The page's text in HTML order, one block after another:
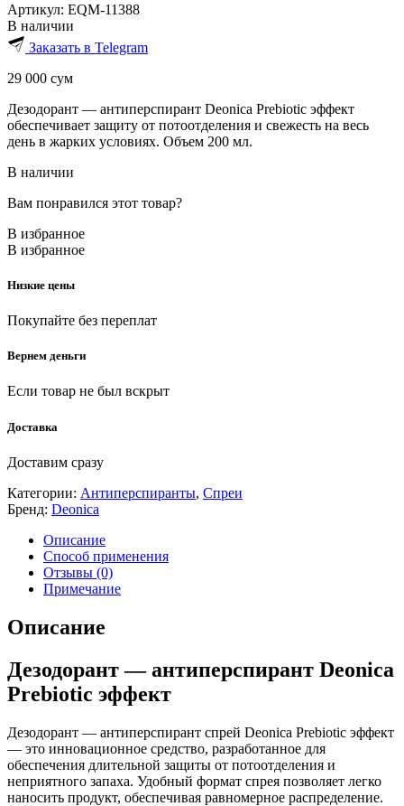
Артикул: EQM-11388
В наличии
Заказать в Telegram
29 000 сум
Дезодорант — антиперспирант Deonica Prebiotic эффект
обеспечивает защиту от потоотделения и свежесть на весь
день в жарких условиях. Объем 200 мл.
В наличии
Вам понравился этот товар?
В избранное
В избранное
Низкие цены
Покупайте без переплат
Вернем деньги
Если товар не был вскрыт
Доставка
Доставим сразу
Категории: Антиперспиранты, Спреи
Бренд: Deonica
Описание
Способ применения
Отзывы (0)
Примечание
Описание
Дезодорант — антиперспирант Deonica
Prebiotic эффект
Дезодорант — антиперспирант спрей Deonica Prebiotic эффект
— это инновационное средство, разработанное для
обеспечения длительной защиты от потоотделения и
неприятного запаха. Удобный формат спрея позволяет легко
наносить продукт, обеспечивая равномерное распределение.